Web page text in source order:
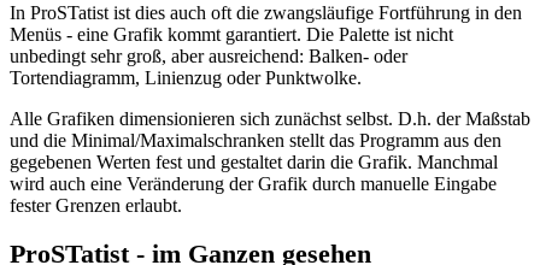
In ProSTatist ist dies auch oft die zwangsläufige Fortführung in den
Menüs - eine Grafik kommt garantiert. Die Palette ist nicht
unbedingt sehr groß, aber ausreichend: Balken- oder
Tortendiagramm, Linienzug oder Punktwolke.
Alle Grafiken dimensionieren sich zunächst selbst. D.h. der Maßstab
und die Minimal/Maximalschranken stellt das Programm aus den
gegebenen Werten fest und gestaltet darin die Grafik. Manchmal
wird auch eine Veränderung der Grafik durch manuelle Eingabe
fester Grenzen erlaubt.
ProSTatist - im Ganzen gesehen